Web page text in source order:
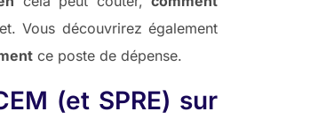
Vous découvrirez également
ce poste de dépense.
(et SPRE) sur